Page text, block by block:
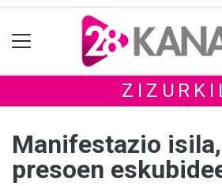
Manifestazio
presoen